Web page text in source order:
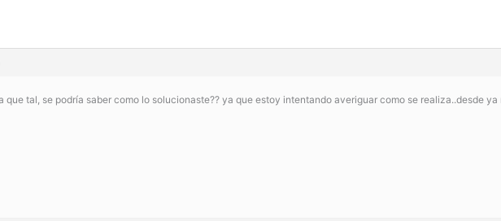
que tal, se podría saber como lo solucionaste?? ya que estoy intentando averiguar como se realiza..desde ya